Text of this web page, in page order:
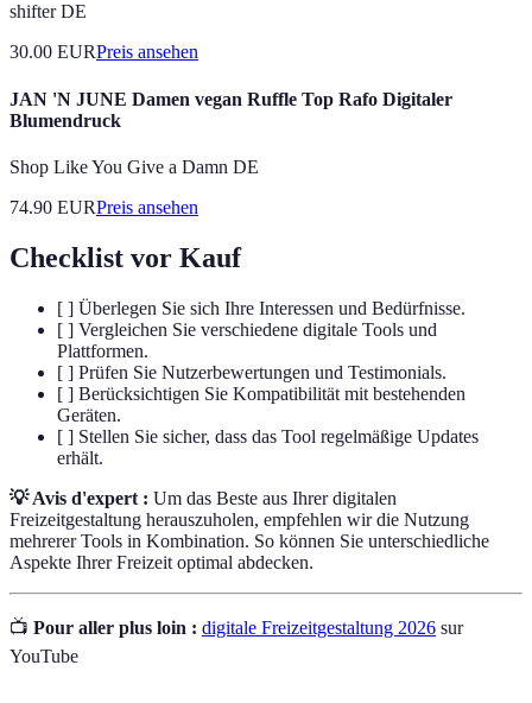
shifter DE
30.00 EURPreis ansehen
JAN 'N JUNE Damen vegan Ruffle Top Rafo Digitaler
Blumendruck
Shop Like You Give a Damn DE
74.90 EURPreis ansehen
Checklist vor Kauf
[ ] Überlegen Sie sich Ihre Interessen und Bedürfnisse.
[ ] Vergleichen Sie verschiedene digitale Tools und
Plattformen.
[ ] Prüfen Sie Nutzerbewertungen und Testimonials.
[ ] Berücksichtigen Sie Kompatibilität mit bestehenden
Geräten.
[ ] Stellen Sie sicher, dass das Tool regelmäßige Updates
erhält.
💡 Avis d'expert : Um das Beste aus Ihrer digitalen
Freizeitgestaltung herauszuholen, empfehlen wir die Nutzung
mehrerer Tools in Kombination. So können Sie unterschiedliche
Aspekte Ihrer Freizeit optimal abdecken.
📺 Pour aller plus loin : digitale Freizeitgestaltung 2026 sur
YouTube